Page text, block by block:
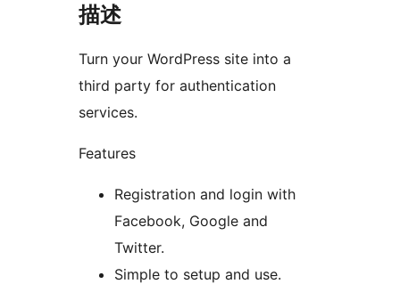
描述
Turn your WordPress site into a
third party for authentication
services.
Features
Registration and login with
Facebook, Google and
Twitter.
Simple to setup and use.